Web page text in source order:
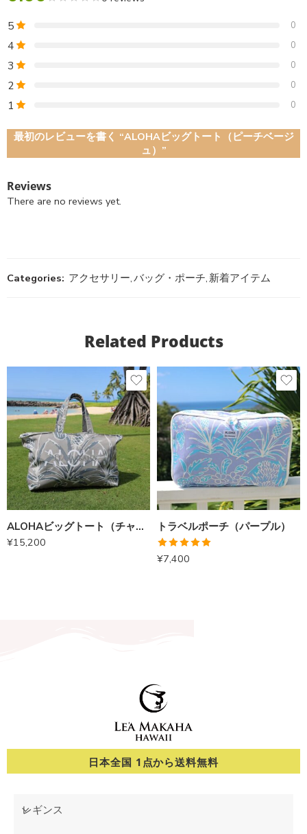
5 0
4 0
3 0
2 0
1 0
最初のレビューを書く “ALOHAビッグトート（ピーチベージ
ュ）”
Reviews
There are no reviews yet.
Categories: アクセサリー,バッグ・ポーチ, 新着アイテム
Related Products
ALOHAビッグトート（チャイラテ）
¥15,200
トラベルポーチ（パープル）
5段階中
5.00 の評価
¥7,400
日本全国 1点から送料無料
レギンス